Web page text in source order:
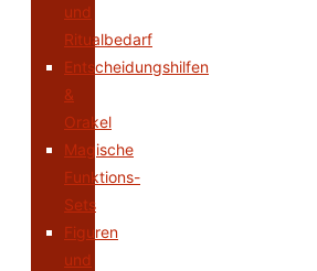
und
Ritualbedarf
Entscheidungshilfen
&
Orakel
Magische
Funktions-
Sets
Figuren
und